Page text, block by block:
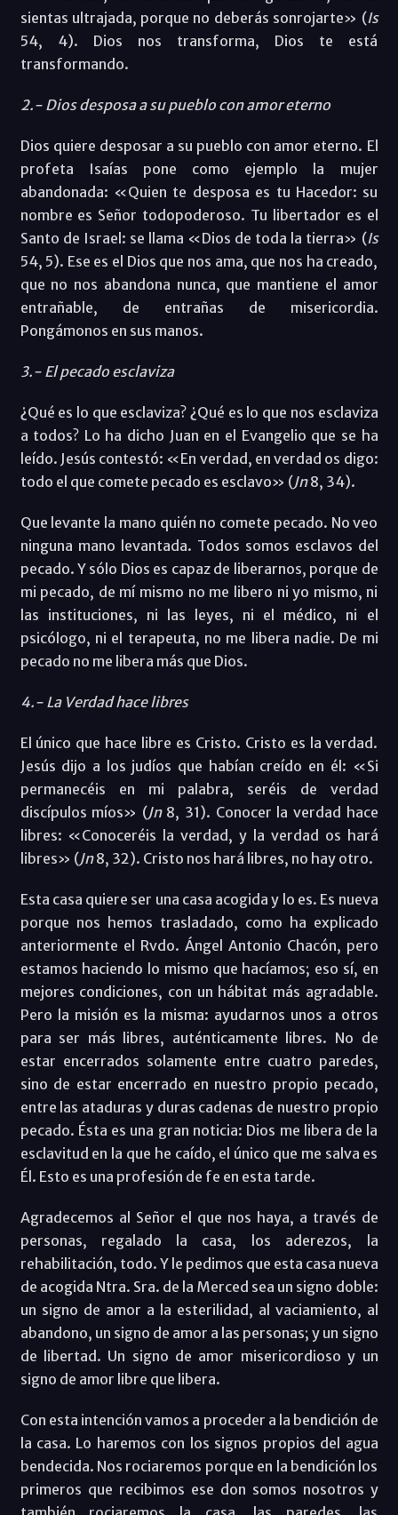
sientas ultrajada, porque no deberás sonrojarte» (Is
54, 4). Dios nos transforma, Dios te está
transformando.
2.- Dios desposa a su pueblo con amor eterno
Dios quiere desposar a su pueblo con amor eterno. El
profeta Isaías pone como ejemplo la mujer
abandonada: «Quien te desposa es tu Hacedor: su
nombre es Señor todopoderoso. Tu libertador es el
Santo de Israel: se llama «Dios de toda la tierra» (Is
54, 5). Ese es el Dios que nos ama, que nos ha creado,
que no nos abandona nunca, que mantiene el amor
entrañable, de entrañas de misericordia.
Pongámonos en sus manos.
3.- El pecado esclaviza
¿Qué es lo que esclaviza? ¿Qué es lo que nos esclaviza
a todos? Lo ha dicho Juan en el Evangelio que se ha
leído. Jesús contestó: «En verdad, en verdad os digo:
todo el que comete pecado es esclavo» (Jn8, 34).
Que levante la mano quién no comete pecado. No veo
ninguna mano levantada. Todos somos esclavos del
pecado. Y sólo Dios es capaz de liberarnos, porque de
mi pecado, de mí mismo no me libero ni yo mismo, ni
las instituciones, ni las leyes, ni el médico, ni el
psicólogo, ni el terapeuta, no me libera nadie. De mi
pecado no me libera más que Dios.
4.- La Verdad hace libres
El único que hace libre es Cristo. Cristo es la verdad.
Jesús dijo a los judíos que habían creído en él: «Si
permanecéis en mi palabra, seréis de verdad
discípulos míos» (Jn8, 31). Conocer la verdad hace
libres: «Conoceréis la verdad, y la verdad os hará
libres» (Jn8, 32). Cristo nos hará libres, no hay otro.
Esta casa quiere ser una casa acogida y lo es. Es nueva
porque nos hemos trasladado, como ha explicado
anteriormente el Rvdo. Ángel Antonio Chacón, pero
estamos haciendo lo mismo que hacíamos; eso sí, en
mejores condiciones, con un hábitat más agradable.
Pero la misión es la misma: ayudarnos unos a otros
para ser más libres, auténticamente libres. No de
estar encerrados solamente entre cuatro paredes,
sino de estar encerrado en nuestro propio pecado,
entre las ataduras y duras cadenas de nuestro propio
pecado. Ésta es una gran noticia: Dios me libera de la
esclavitud en la que he caído, el único que me salva es
Él. Esto es una profesión de fe en esta tarde.
Agradecemos al Señor el que nos haya, a través de
personas, regalado la casa, los aderezos, la
rehabilitación, todo. Y le pedimos que esta casa nueva
de acogida Ntra. Sra. de la Merced sea un signo doble:
un signo de amor a la esterilidad, al vaciamiento, al
abandono, un signo de amor a las personas; y un signo
de libertad. Un signo de amor misericordioso y un
signo de amor libre que libera.
Con esta intención vamos a proceder a la bendición de
la casa. Lo haremos con los signos propios del agua
bendecida. Nos rociaremos porque en la bendición los
primeros que recibimos ese don somos nosotros y